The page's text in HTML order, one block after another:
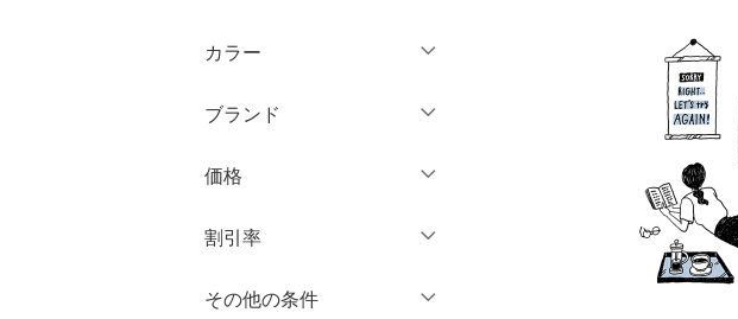
ジャケット・アウター
パンツ
ワンピース・ドレス
スカート
バッグ
カラー
クリア
ブランド
価格
絞り込み
割引率
％OFF～ ％OFF
その他の条件